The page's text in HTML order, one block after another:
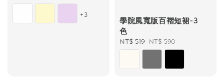
price
price
+3
學院風寬版百褶短裙-3
色
Sale
price
NT$ 519 Regular
price
NT$ 590